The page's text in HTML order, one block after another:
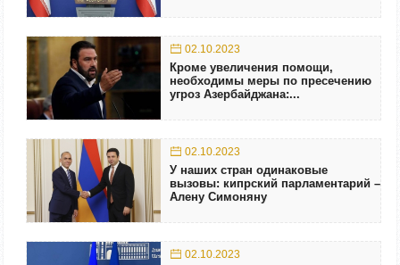
02.10.2023
Кроме увеличения помощи,
необходимы меры по пресечению
угроз Азербайджана:...
02.10.2023
У наших стран одинаковые
вызовы: кипрский парламентарий –
Алену Симоняну
02.10.2023